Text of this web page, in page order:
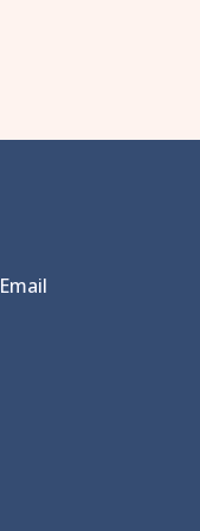
Email